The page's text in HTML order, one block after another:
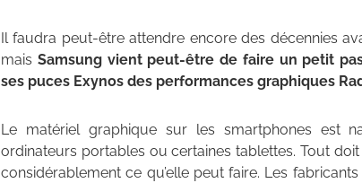
Il faudra peut-être attendre encore des décennies
mais Samsung vient peut-être de faire un petit
ses puces Exynos des performances graphiques
Le matériel graphique sur les smartphones est
ordinateurs portables ou certaines tablettes. Tout
considérablement ce qu’elle peut faire. Les